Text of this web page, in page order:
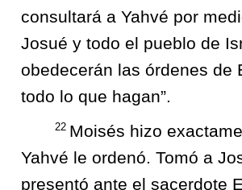
consultará a Yahvé por
Josué y todo el pueblo de
obedecerán las órdenes de
todo lo que hagan”.
22 Moisés hizo
Yahvé le ordenó. Tomó a
presentó ante el sacerdote